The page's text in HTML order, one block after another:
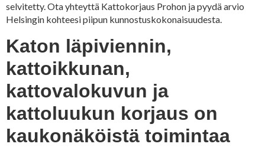
selvitetty. Ota yhteyttä Kattokorjaus Prohon ja pyydä arvio
Helsingin kohteesi piipun kunnostuskokonaisuudesta.
Katon läpiviennin,
kattoikkunan,
kattovalokuvun ja
kattoluukun korjaus on
kaukonäköistä toimintaa